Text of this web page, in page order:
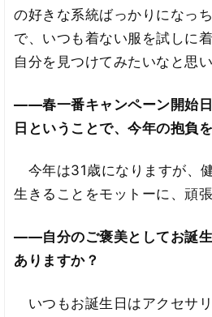
の好きな系統ばっかりになっ
で、いつも着ない服を試しに
自分を見つけてみたいなと思い
――春一番キャンペーン開始
日ということで、今年の抱負
今年は31歳になりますが、
生きることをモットーに、頑
――自分のご褒美としてお誕
ありますか？
いつもお誕生日はアクセサ